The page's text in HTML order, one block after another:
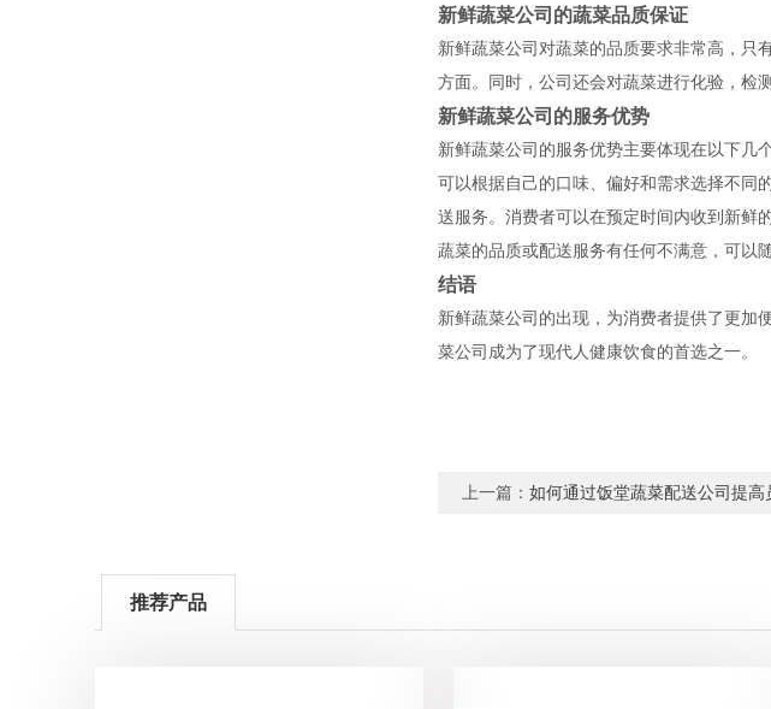
新鲜蔬菜公司的蔬菜品质保证
新鲜蔬菜公司对蔬菜的品质要求非常高，只
方面。同时，公司还会对蔬菜进行化验，检
新鲜蔬菜公司的服务优势
新鲜蔬菜公司的服务优势主要体现在以下几
可以根据自己的口味、偏好和需求选择不同
送服务。消费者可以在预定时间内收到新鲜
蔬菜的品质或配送服务有任何不满意，可以
结语
新鲜蔬菜公司的出现，为消费者提供了更加
菜公司成为了现代人健康饮食的首选之一。
上一篇： 如何通过饭堂蔬菜配送公司提高
推荐产品